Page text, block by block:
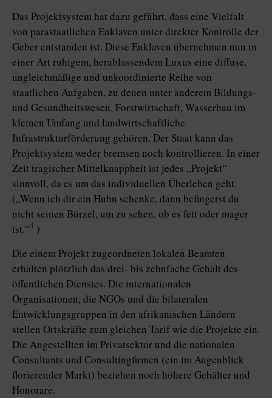
Das Projektsystem hat dazu geführt, dass eine Vielfalt
von parastaatlichen Enklaven unter direkter Kontrolle der
Geber entstanden ist. Diese Enklaven übernehmen nun in
einer Art ruhigem, herablassendem Luxus eine diffuse,
ungleichmäßige und unkoordinierte Reihe von
staatlichen Aufgaben, zu denen unter anderem Bildungs-
und Gesundheitswesen, Forstwirtschaft, Wasserbau im
kleinen Umfang und landwirtschaftliche
Infrastrukturförderung gehören. Der Staat kann das
Projektsystem weder bremsen noch kontrollieren. In einer
Zeit tragischer Mittelknappheit ist jedes „Projekt“
sinnvoll, da es um das individuellen Überleben geht.
(„Wenn ich dir ein Huhn schenke, dann befingerst du
nicht seinen Bürzel, um zu sehen, ob es fett oder mager
ist.“4 )
Die einem Projekt zugeordneten lokalen Beamten
erhalten plötzlich das drei- bis zehnfache Gehalt des
öffentlichen Dienstes. Die internationalen
Organisationen, die NGOs und die bilateralen
Entwicklungsgruppen in den afrikanischen Ländern
stellen Ortskräfte zum gleichen Tarif wie die Projekte ein.
Die Angestellten im Privatsektor und die nationalen
Consultants und Consultingfirmen (ein im Augenblick
florierender Markt) beziehen noch höhere Gehälter und
Honorare.